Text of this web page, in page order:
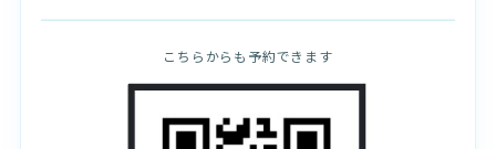
こちらからも予約できます